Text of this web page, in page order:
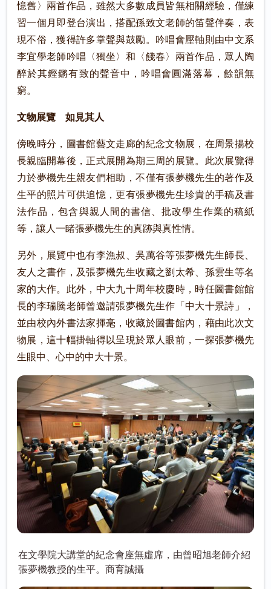
憶舊〉兩首作品，雖然大多數成員皆無相關經驗，僅練
習一個月即登台演出，搭配孫致文老師的笛聲伴奏，表
現不俗，獲得許多掌聲與鼓勵。吟唱會壓軸則由中文系
李宜學老師吟唱〈獨坐〉和〈餞春〉兩首作品，眾人陶
醉於其鏗鏘有致的聲音中，吟唱會圓滿落幕，餘韻無
窮。
文物展覽 如見其人
傍晚時分，圖書館藝文走廊的紀念文物展，在周景揚校
長親臨開幕後，正式展開為期三周的展覽。此次展覽得
力於夢機先生親友們相助，不僅有張夢機先生的著作及
生平的照片可供追憶，更有張夢機先生珍貴的手稿及書
法作品，包含與親人間的書信、批改學生作業的稿紙
等，讓人一睹張夢機先生的真跡與真性情。
另外，展覽中也有李漁叔、吳萬谷等張夢機先生師長、
友人之書作，及張夢機先生收藏之劉太希、孫雲生等名
家的大作。此外，中大九十周年校慶時，時任圖書館館
長的李瑞騰老師曾邀請張夢機先生作「中大十景詩」，
並由校內外書法家揮毫，收藏於圖書館內，藉由此次文
物展，這十幅掛軸得以呈現於眾人眼前，一探張夢機先
生眼中、心中的中大十景。
在文學院大講堂的紀念會座無虛席，由曾昭旭老師介紹
張夢機教授的生平。商育誠攝